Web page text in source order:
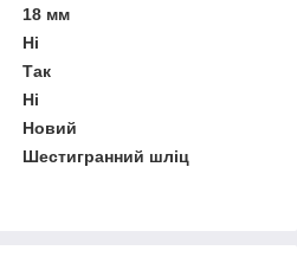
18 мм
Ні
Так
Ні
Новий
Шестигранний шліц